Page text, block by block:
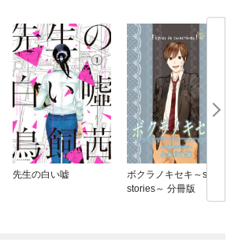
先生の白い嘘
ボクラノキセキ～short
stories～ 分冊版